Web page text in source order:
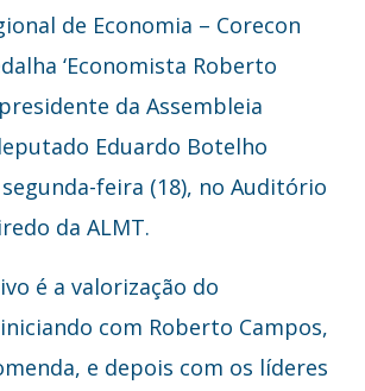
de Economia – Corecon
‘Economista Roberto
da Assembleia
Eduardo Botelho
segunda-feira (18), no Auditório
da ALMT.
é a valorização do
com Roberto Campos,
e depois com os líderes